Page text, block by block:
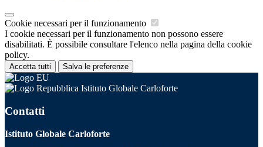
Cookie necessari per il funzionamento
I cookie necessari per il funzionamento non possono essere
disabilitati. È possibile consultare l'elenco nella pagina della cookie
policy.
Accetta tutti Salva le preferenze
Istituto Globale Carloforte
Contatti
Istituto Globale Carloforte